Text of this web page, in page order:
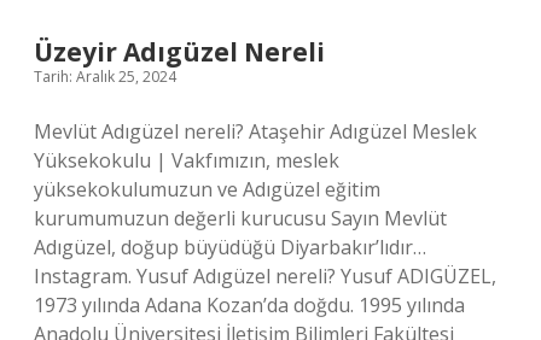
Üzeyir Adıgüzel Nereli
Tarih: Aralık 25, 2024
Mevlüt Adıgüzel nereli? Ataşehir Adıgüzel Meslek
Yüksekokulu | Vakfımızın, meslek
yüksekokulumuzun ve Adıgüzel eğitim
kurumumuzun değerli kurucusu Sayın Mevlüt
Adıgüzel, doğup büyüdüğü Diyarbakır’lıdır…
Instagram. Yusuf Adıgüzel nereli? Yusuf ADIGÜZEL,
1973 yılında Adana Kozan’da doğdu. 1995 yılında
Anadolu Üniversitesi İletişim Bilimleri Fakültesi